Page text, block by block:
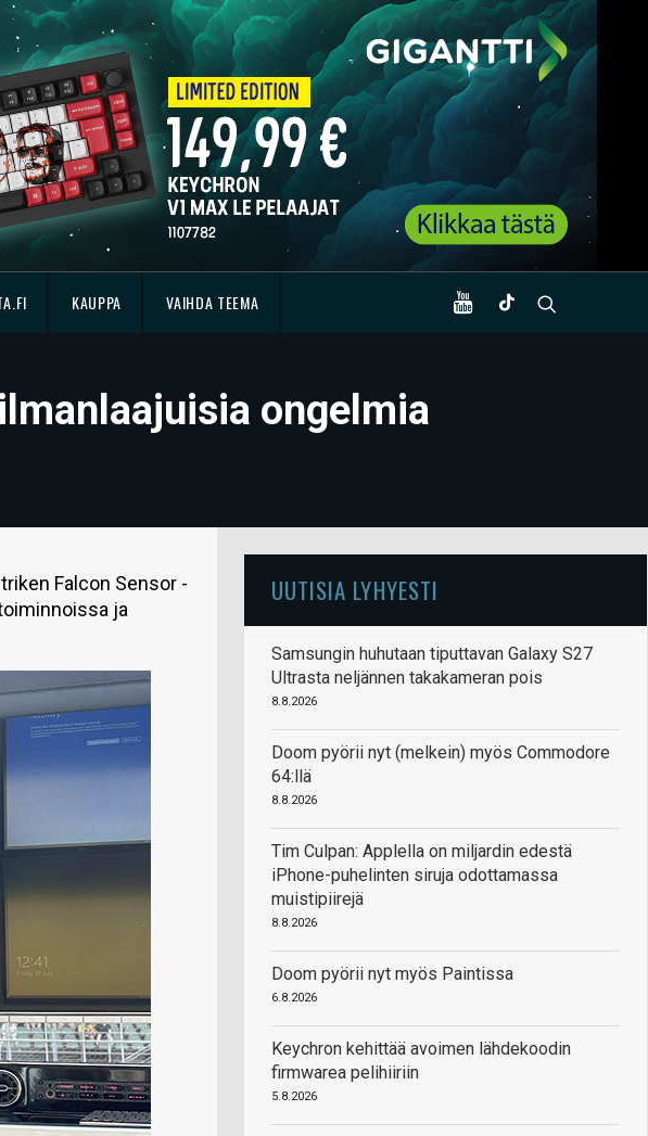
KAUPPA VAIHDA TEEMA
ongelmia
Falcon Sensor -
ja
UUTISIA LYHYESTI
Samsungin huhutaan tiputtavan Galaxy S27
Ultrasta neljännen takakameran pois
8.8.2026
Doom pyörii nyt (melkein) myös Commodore
64:llä
8.8.2026
Tim Culpan: Applella on miljardin edestä
iPhone-puhelinten siruja odottamassa
muistipiirejä
8.8.2026
Doom pyörii nyt myös Paintissa
6.8.2026
Keychron kehittää avoimen lähdekoodin
firmwarea pelihiiriin
5.8.2026